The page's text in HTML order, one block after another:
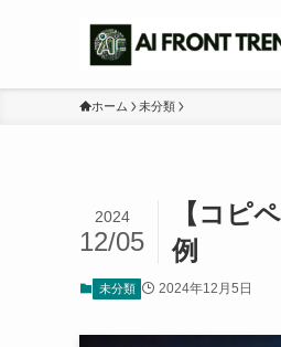
ホーム 未分類
【コピ
例
2024
12/05
未分類 2024年12月5日